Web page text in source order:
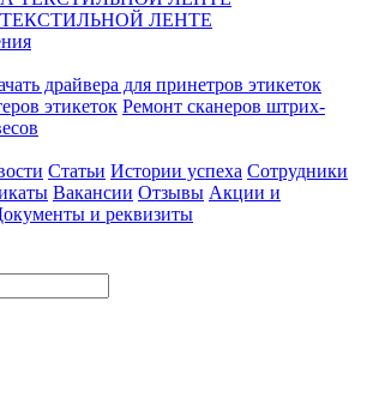
ЛЕНТЕ
драйвера для принетров этикеток
этикеток Ремонт сканеров штрих-
Статьи Истории успеха Сотрудники
Вакансии Отзывы Акции и
и реквизиты